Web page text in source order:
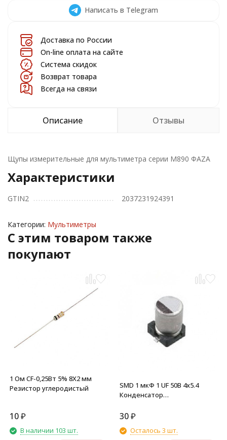
Написать в Telegram
Доставка по России
On-line оплата на сайте
Система скидок
Возврат товара
Всегда на связи
Описание Отзывы
Щупы измерительные для мультиметра серии М890 ФАZА
Характеристики
GTIN2 2037231924391
Категории: Мультиметры
C этим товаром также
покупают
1 Ом CF-0,25Вт 5% 8X2 мм
Резистор углеродистый
10₽
В наличии 103 шт.
SMD 1 мкФ 1 UF 50В 4x5.4
Конденсатор
алюминиевый SMD
30 ₽
Осталось 3 шт.